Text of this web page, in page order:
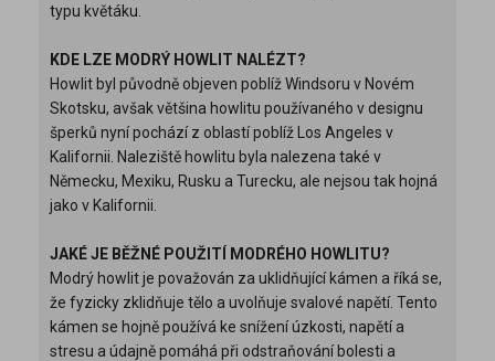
typu květáku.
KDE LZE MODRÝ HOWLIT NALÉZT?
Howlit byl původně objeven poblíž Windsoru v Novém
Skotsku, avšak většina howlitu používaného v designu
šperků nyní pochází z oblastí poblíž Los Angeles v
Kalifornii. Naleziště howlitu byla nalezena také v
Německu, Mexiku, Rusku a Turecku, ale nejsou tak hojná
jako v Kalifornii.
JAKÉ JE BĚŽNÉ POUŽITÍ MODRÉHO HOWLITU?
Modrý howlit je považován za uklidňující kámen a říká se,
že fyzicky zklidňuje tělo a uvolňuje svalové napětí. Tento
kámen se hojně používá ke snížení úzkosti, napětí a
stresu a údajně pomáhá při odstraňování bolesti a